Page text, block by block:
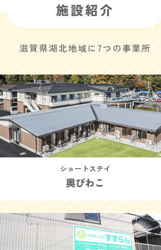
施設紹介
滋賀県湖北地域に7つの事業所
ショートステイ
奥びわこ